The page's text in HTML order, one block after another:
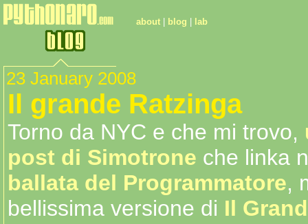
about blog lab
23 January 2008
Il grande Ratzinga
Torno da NYC e che mi trovo,
post di Simotrone che linka
ballata del Programmatore,
bellissima versione di Il